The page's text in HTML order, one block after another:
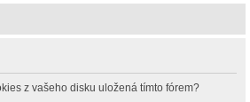
z vašeho disku uložená tímto fórem?